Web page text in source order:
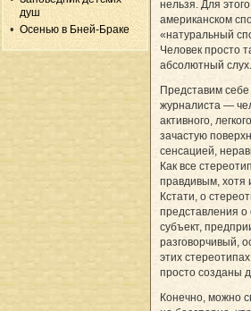
душ
Осенью в Бней-Браке
нельзя. Для
американском
«натуральный
Человек просто
абсолютный слух.
Представим
журналиста —
активного,
зачастую
сенсацией,
Как все
правдивым, хотя
Кстати, о
представления
субъект,
разговорчивый,
этих
просто созданы
Конечно, можно